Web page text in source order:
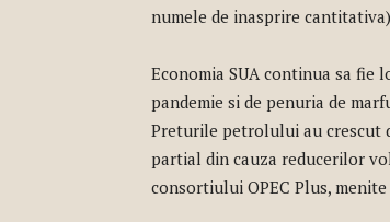
numele de inasprire
Economia SUA continua sa fie
pandemie si de penuria de
Preturile petrolului au crescut
partial din cauza reducerilor
consortiului OPEC Plus,